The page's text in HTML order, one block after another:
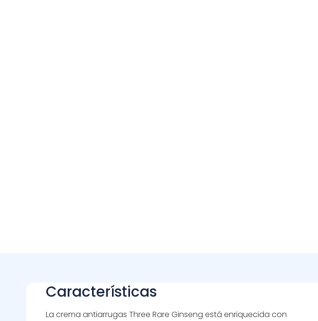
Características
La crema antiarrugas Three Rare Ginseng está enriquecida con